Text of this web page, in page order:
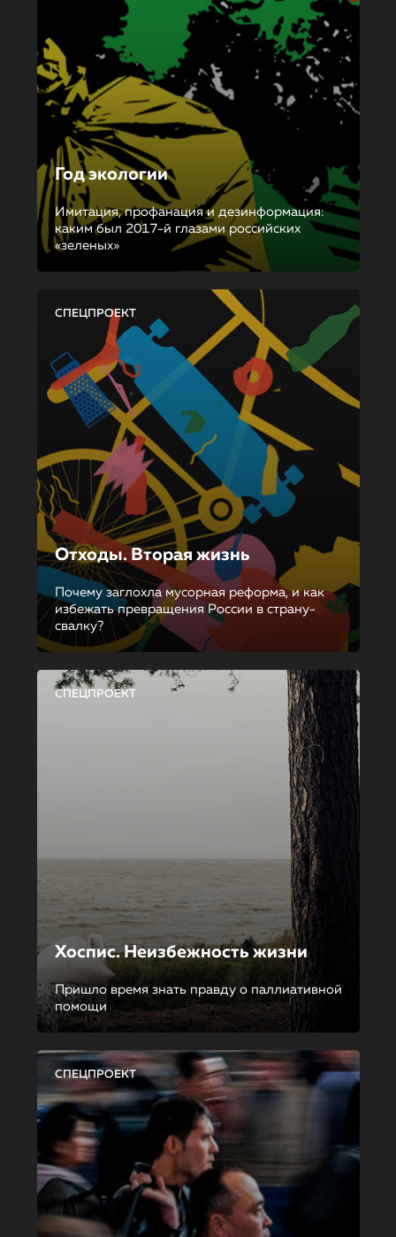
Год экологии
Имитация, профанация и дезинформация:
каким был 2017-й глазами российских
«зеленых»
СПЕЦПРОЕКТ
Отходы. Вторая жизнь
Почему заглохла мусорная реформа, и как
избежать превращения России в страну-
свалку?
СПЕЦПРОЕКТ
Хоспис. Неизбежность жизни
Пришло время знать правду о паллиативной
помощи
СПЕЦПРОЕКТ